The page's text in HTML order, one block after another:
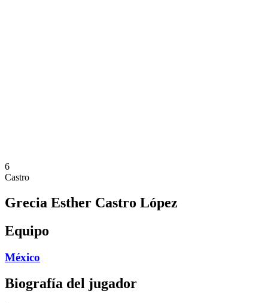
6
Castro
Grecia Esther Castro López
Equipo
México
Biografía del jugador